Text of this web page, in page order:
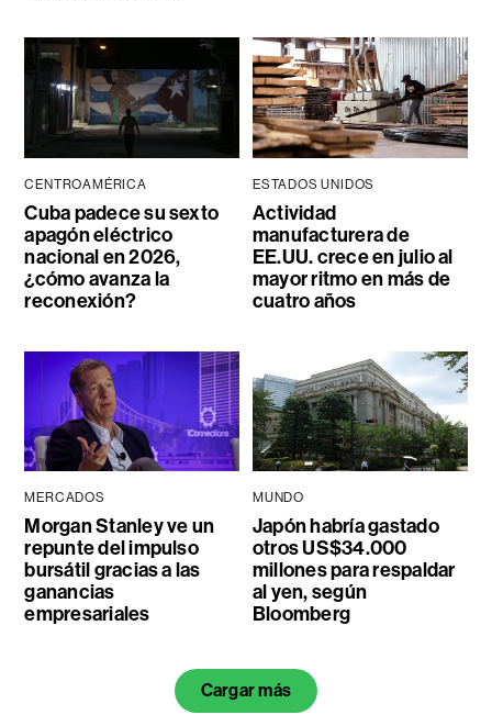
CENTROAMÉRICA
Cuba padece su sexto
apagón eléctrico
nacional en 2026,
¿cómo avanza la
reconexión?
ESTADOS UNIDOS
Actividad
manufacturera de
EE.UU. crece en julio al
mayor ritmo en más de
cuatro años
MERCADOS
Morgan Stanley ve un
repunte del impulso
bursátil gracias a las
ganancias
empresariales
MUNDO
Japón habría gastado
otros US$34.000
millones para respaldar
al yen, según
Bloomberg
Cargar más